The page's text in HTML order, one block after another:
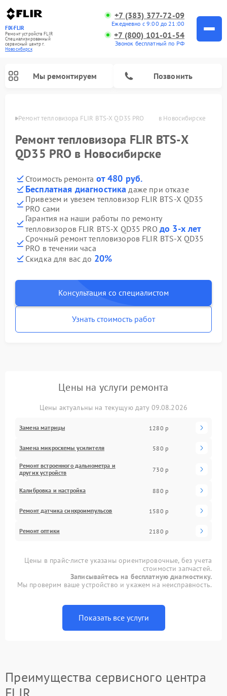
FIX-FLIR
Ремонт устройств FLIR
Специализированный
cервисный центр г.
Новосибирск
+7 (383) 377-72-09
Ежедневно с 9:00 до 21:00
+7 (800) 101-01-54
Звонок бесплатный по РФ
Мы ремонтируем Позвонить
Ремонт тепловизора FLIR BTS-X QD35 PRO         в Новосибирске
Ремонт тепловизора FLIR BTS-X
QD35 PRO в Новосибирске
Стоимость ремонта от 480 руб.
Бесплатная диагностика даже при отказе
Привезем и увезем тепловизор FLIR BTS-X QD35
PRO сами
Гарантия на наши работы по ремонту
тепловизоров FLIR BTS-X QD35 PRO до 3-х лет
Срочный ремонт тепловизоров FLIR BTS-X QD35
PRO в течении часа
Скидка для вас до 20%
Консультация со специалистом
Узнать стоимость работ
Цены на услуги ремонта
Цены актуальны на текущую дату 09.08.2026
Замена матрицы 1280 р
Замена микросхемы усилителя 580 р
Ремонт встроенного дальнометра и
других устройств
730 р
Калибровка и настройка 880 р
Ремонт датчика синхроимпульсов 1580 р
Ремонт оптики 2180 р
Цены в прайс-листе указаны ориентировочные, без учета
стоимости запчастей.
Записывайтесь на бесплатную диагностику.
Мы проверим ваше устройство и укажем на неисправность.
Показать все услуги
Преимущества сервисного центра